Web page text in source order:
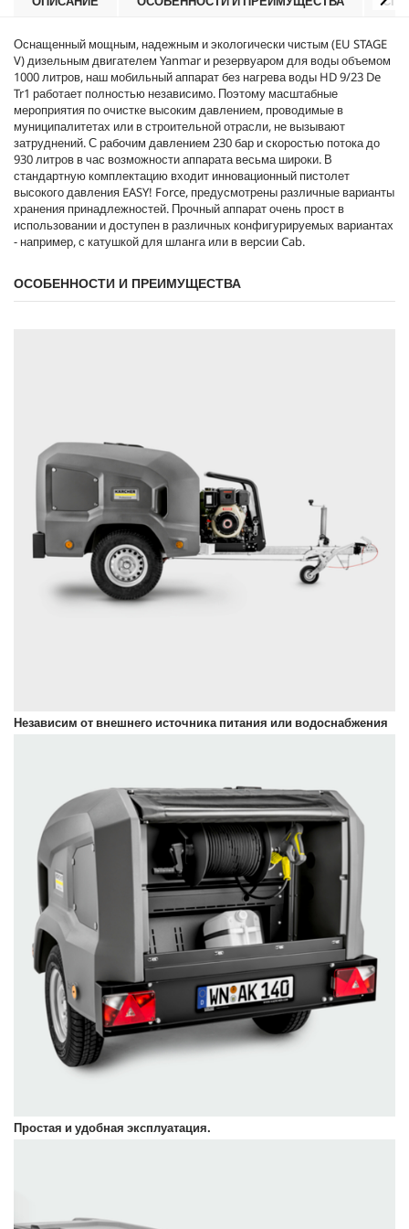
e
Оснащенный мощным, надежным и экологически чистым (EU STAGE
V) дизельным двигателем Yanmar и резервуаром для воды объемом
1000 литров, наш мобильный аппарат без нагрева воды HD 9/23 De
Tr1 работает полностью независимо. Поэтому масштабные
мероприятия по очистке высоким давлением, проводимые в
муниципалитетах или в строительной отрасли, не вызывают
затруднений. С рабочим давлением 230 бар и скоростью потока до
930 литров в час возможности аппарата весьма широки. В
стандартную комплектацию входит инновационный пистолет
высокого давления EASY! Force, предусмотрены различные варианты
хранения принадлежностей. Прочный аппарат очень прост в
использовании и доступен в различных конфигурируемых вариантах
- например, с катушкой для шланга или в версии Cab.
ОСОБЕННОСТИ И ПРЕИМУЩЕСТВА
Независим от внешнего источника питания или водоснабжения
Простая и удобная эксплуатация.